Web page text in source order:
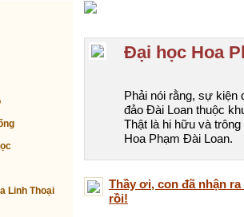
Linh Thoại
Đại học Hoa
Phải nói rằng, sự kiện
đảo Đài Loan thuộc
Thật là hi hữu và
Hoa Phạm Đài Loan.
Thầy ơi, con đã nhận ra
rồi!